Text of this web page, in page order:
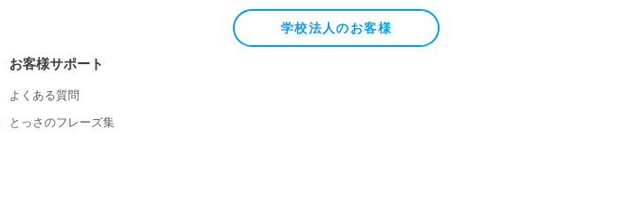
お客様サポート
よくある質問
とっさのフレーズ集
学校法人のお客様